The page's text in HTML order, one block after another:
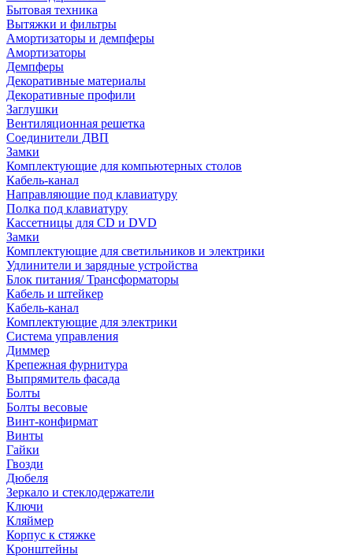
Бытовая техника
Вытяжки и фильтры
Амортизаторы и демпферы
Амортизаторы
Демпферы
Декоративные материалы
Декоративные профили
Заглушки
Вентиляционная решетка
Соединители ДВП
Замки
Комплектующие для компьютерных столов
Кабель-канал
Направляющие под клавиатуру
Полка под клавиатуру
Кассетницы для CD и DVD
Замки
Комплектующие для светильников и электрики
Удлинители и зарядные устройства
Блок питания/ Трансформаторы
Кабель и штейкер
Кабель-канал
Комплектующие для электрики
Система управления
Диммер
Крепежная фурнитура
Выпрямитель фасада
Болты
Болты весовые
Винт-конфирмат
Винты
Гайки
Гвозди
Дюбеля
Зеркало и стеклодержатели
Ключи
Кляймер
Корпус к стяжке
Кронштейны